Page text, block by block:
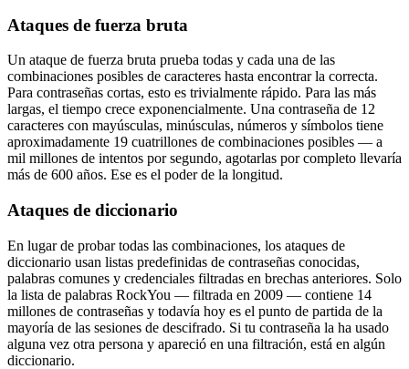
Ataques de fuerza bruta
Un ataque de fuerza bruta prueba todas y cada una de las
combinaciones posibles de caracteres hasta encontrar la correcta.
Para contraseñas cortas, esto es trivialmente rápido. Para las más
largas, el tiempo crece exponencialmente. Una contraseña de 12
caracteres con mayúsculas, minúsculas, números y símbolos tiene
aproximadamente 19 cuatrillones de combinaciones posibles — a
mil millones de intentos por segundo, agotarlas por completo llevaría
más de 600 años. Ese es el poder de la longitud.
Ataques de diccionario
En lugar de probar todas las combinaciones, los ataques de
diccionario usan listas predefinidas de contraseñas conocidas,
palabras comunes y credenciales filtradas en brechas anteriores. Solo
la lista de palabras RockYou — filtrada en 2009 — contiene 14
millones de contraseñas y todavía hoy es el punto de partida de la
mayoría de las sesiones de descifrado. Si tu contraseña la ha usado
alguna vez otra persona y apareció en una filtración, está en algún
diccionario.